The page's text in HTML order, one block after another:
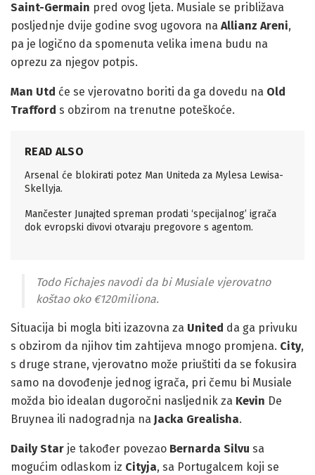
Saint-Germain pred ovog ljeta. Musiale se približava
posljednje dvije godine svog ugovora na Allianz Areni,
pa je logično da spomenuta velika imena budu na
oprezu za njegov potpis.
Man Utd će se vjerovatno boriti da ga dovedu na Old
Trafford s obzirom na trenutne poteškoće.
READ ALSO
Arsenal će blokirati potez Man Uniteda za Mylesa Lewisa-
Skellyja.
Mančester Junajted spreman prodati ‘specijalnog’ igrača
dok evropski divovi otvaraju pregovore s agentom.
Todo Fichajes navodi da bi Musiale vjerovatno
koštao oko €120miliona.
Situacija bi mogla biti izazovna za United da ga privuku
s obzirom da njihov tim zahtijeva mnogo promjena. City,
s druge strane, vjerovatno može priuštiti da se fokusira
samo na dovođenje jednog igrača, pri čemu bi Musiale
možda bio idealan dugoročni nasljednik za Kevin De
Bruynea ili nadogradnja na Jacka Grealisha.
Daily Star je također povezao Bernarda Silvu sa
mogućim odlaskom iz Cityja, sa Portugalcem koji se